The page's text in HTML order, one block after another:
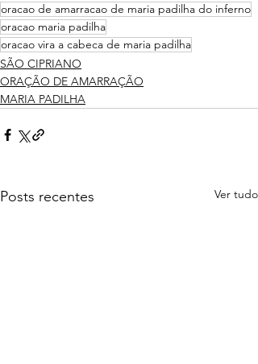
oracao de amarracao de maria padilha do inferno
oracao maria padilha
oracao vira a cabeca de maria padilha
SÃO CIPRIANO
ORAÇÃO DE AMARRAÇÃO
MARIA PADILHA
Posts recentes Ver tudo